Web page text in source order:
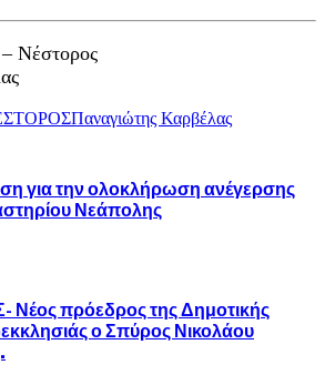
Νέστορος
Παναγιώτης Καρβέλας
για την ολοκλήρωση ανέγερσης
Νεάπολης
πρόεδρος της Δημοτικής
ο Σπύρος Νικολάου